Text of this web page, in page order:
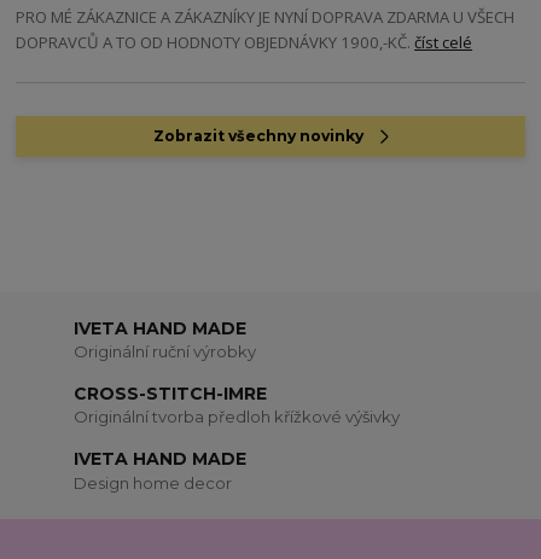
PRO MÉ ZÁKAZNICE A ZÁKAZNÍKY JE NYNÍ DOPRAVA ZDARMA U VŠECH
DOPRAVCŮ A TO OD HODNOTY OBJEDNÁVKY 1900,-KČ.číst celé
Zobrazit všechny novinky
IVETA HAND MADE
Originální ruční výrobky
CROSS-STITCH-IMRE
Originální tvorba předloh křížkové výšivky
IVETA HAND MADE
Design home decor